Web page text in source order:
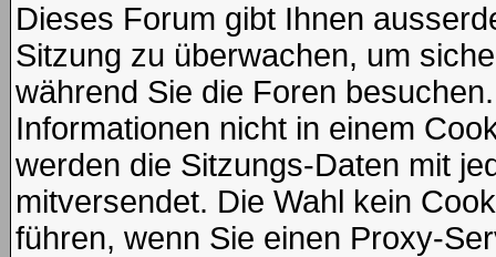
Dieses Forum gibt Ihnen
Sitzung zu überwachen, um
während Sie die Foren
Informationen nicht in einem
werden die Sitzungs-Daten mit
mitversendet. Die Wahl kein
führen, wenn Sie einen Proxy-